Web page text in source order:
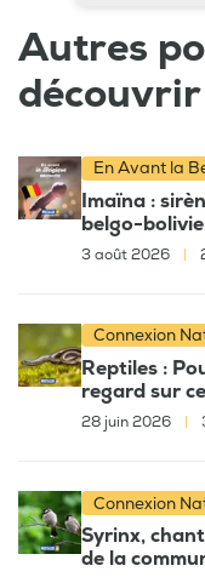
Autres
découvrir
En Avant la
Imaïna :
belgo-
3 août 2026
Connexion
Reptiles :
regard sur
28 juin 2026
Connexion
Syrinx,
de la